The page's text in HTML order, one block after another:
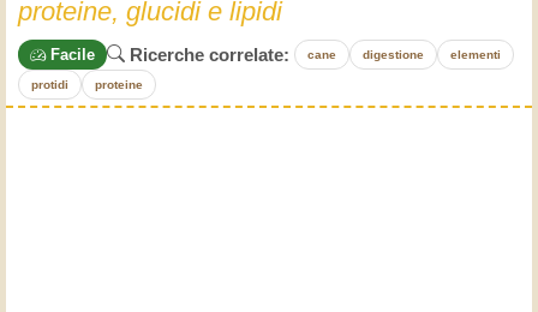
proteine, glucidi e lipidi
Facile Ricerche correlate: cane digestione elementi
protidi proteine